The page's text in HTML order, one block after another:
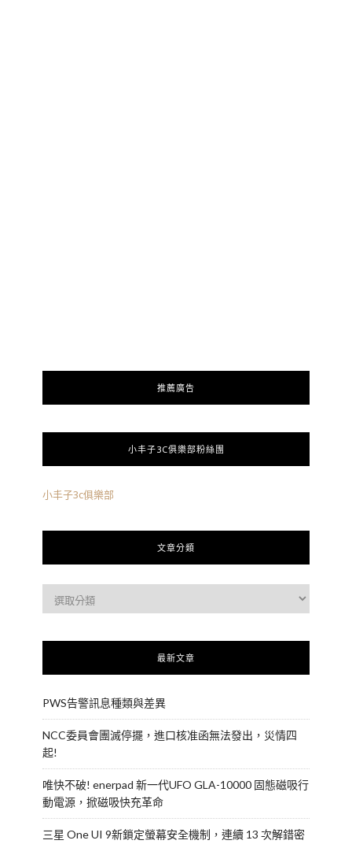
推薦廣告
小丰子3C俱樂部粉絲團
小丰子3c俱樂部
文章分類
最新文章
PWS告警訊息種類與差異
NCC委員會團滅停擺，進口核准函無法發出，災情四
起!
唯快不破! enerpad 新一代UFO GLA-10000 固態磁吸行
動電源，掀磁吸快充革命
三星 One UI 9新鎖定螢幕安全機制，連續 13 次解錯密